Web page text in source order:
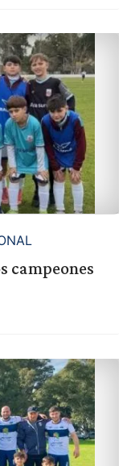
campeones